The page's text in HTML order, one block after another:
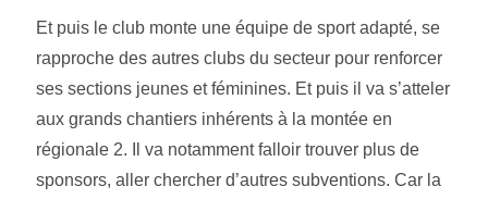
Et puis le club monte une équipe de sport adapté, se
rapproche des autres clubs du secteur pour renforcer
ses sections jeunes et féminines. Et puis il va s’atteler
aux grands chantiers inhérents à la montée en
régionale 2. Il va notamment falloir trouver plus de
sponsors, aller chercher d’autres subventions. Car la